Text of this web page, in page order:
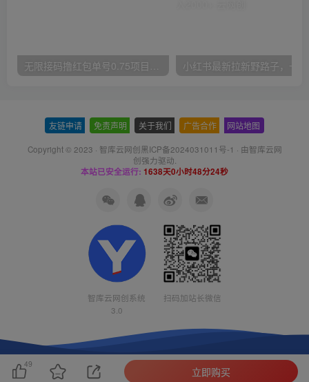
无限接码撸红包单号0.75项目无偿分享给你【揭秘】
友链申请 免责声明 关于我们 广告合作 网站地图
Copyright © 2023 · 智库云网创黑ICP备2024031011号-1 · 由智库云网
创强力驱动.
本站已安全运行: 1638天0小时48分24秒
智库云网创系统
3.0
扫码加站长微信
49
立即购买